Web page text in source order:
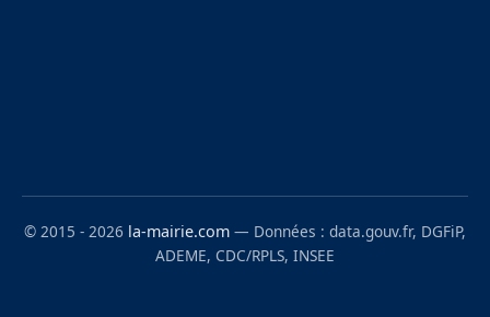
© 2015 - 2026 la-mairie.com — Données : data.gouv.fr, DGFiP,
ADEME, CDC/RPLS, INSEE